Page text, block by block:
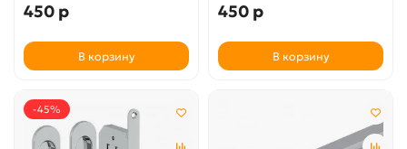
450 р
В корзину
450 р
В корзину
-45%